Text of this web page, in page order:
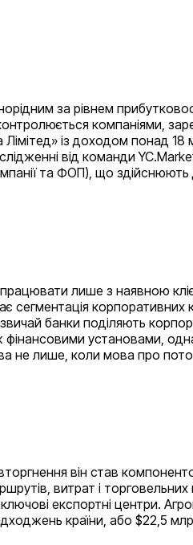
за рівнем
компаніями,
із доходом понад 18
від команди
та ФОП), що здійснюють
працювати лише з наявною
корпоративних
банки поділяють
установами,
не лише, коли мова про
він став
витрат і
експортні центри.
країни, або $22,5